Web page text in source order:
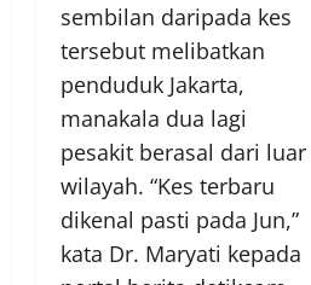
sembilan daripada kes
tersebut melibatkan
penduduk Jakarta,
manakala dua lagi
pesakit berasal dari luar
wilayah. “Kes terbaru
dikenal pasti pada Jun,”
kata Dr. Maryati kepada